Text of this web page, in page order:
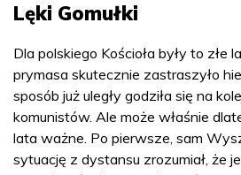
Lęki Gomułki
Dla polskiego Kościoła były to złe
prymasa skutecznie zastraszyło
sposób już uległy godziła się na
komunistów. Ale może właśnie
lata ważne. Po pierwsze, sam
sytuację z dystansu zrozumiał, że